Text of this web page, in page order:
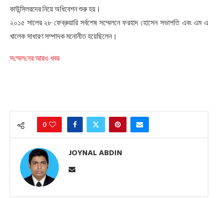
কাউন্সিলরদের নিয়ে অধিবেশন শুরু হয়।
২০১৫ সালের ২৮ ফেব্রুয়ারি সর্বশেষ সম্মেলনে ফরহাদ হোসেন সভাপতি এবং এম এ
খালেক সাধারণ সম্পাদক মনোনীত হয়েছিলেন।
স‌ম্মেল‌নের আরও খবর
0
JOYNAL ABDIN